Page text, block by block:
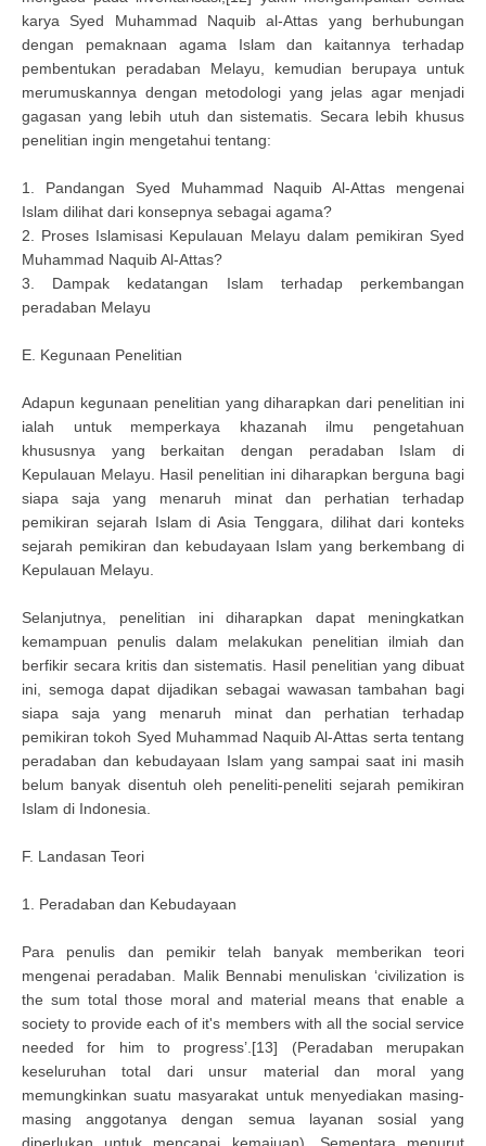
karya Syed Muhammad Naquib al-Attas yang berhubungan
dengan pemaknaan agama Islam dan kaitannya terhadap
pembentukan peradaban Melayu, kemudian berupaya untuk
merumuskannya dengan metodologi yang jelas agar menjadi
gagasan yang lebih utuh dan sistematis. Secara lebih khusus
penelitian ingin mengetahui tentang:
1. Pandangan Syed Muhammad Naquib Al-Attas mengenai
Islam dilihat dari konsepnya sebagai agama?
2. Proses Islamisasi Kepulauan Melayu dalam pemikiran Syed
Muhammad Naquib Al-Attas?
3. Dampak kedatangan Islam terhadap perkembangan
peradaban Melayu
E. Kegunaan Penelitian
Adapun kegunaan penelitian yang diharapkan dari penelitian ini
ialah untuk memperkaya khazanah ilmu pengetahuan
khususnya yang berkaitan dengan peradaban Islam di
Kepulauan Melayu. Hasil penelitian ini diharapkan berguna bagi
siapa saja yang menaruh minat dan perhatian terhadap
pemikiran sejarah Islam di Asia Tenggara, dilihat dari konteks
sejarah pemikiran dan kebudayaan Islam yang berkembang di
Kepulauan Melayu.
Selanjutnya, penelitian ini diharapkan dapat meningkatkan
kemampuan penulis dalam melakukan penelitian ilmiah dan
berfikir secara kritis dan sistematis. Hasil penelitian yang dibuat
ini, semoga dapat dijadikan sebagai wawasan tambahan bagi
siapa saja yang menaruh minat dan perhatian terhadap
pemikiran tokoh Syed Muhammad Naquib Al-Attas serta tentang
peradaban dan kebudayaan Islam yang sampai saat ini masih
belum banyak disentuh oleh peneliti-peneliti sejarah pemikiran
Islam di Indonesia.
F. Landasan Teori
1. Peradaban dan Kebudayaan
Para penulis dan pemikir telah banyak memberikan teori
mengenai peradaban. Malik Bennabi menuliskan ‘civilization is
the sum total those moral and material means that enable a
society to provide each of it's members with all the social service
needed for him to progress’.[13] (Peradaban merupakan
keseluruhan total dari unsur material dan moral yang
memungkinkan suatu masyarakat untuk menyediakan masing-
masing anggotanya dengan semua layanan sosial yang